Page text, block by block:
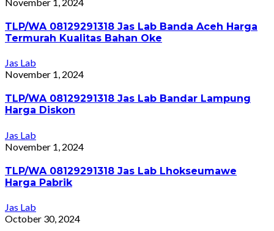
TLP/WA 08129291318 Jas Lab Banda Aceh Harga
Termurah Kualitas Bahan Oke
Jas Lab
November 1, 2024
TLP/WA 08129291318 Jas Lab Bandar Lampung
Harga Diskon
Jas Lab
November 1, 2024
TLP/WA 08129291318 Jas Lab Lhokseumawe
Harga Pabrik
Jas Lab
October 30, 2024